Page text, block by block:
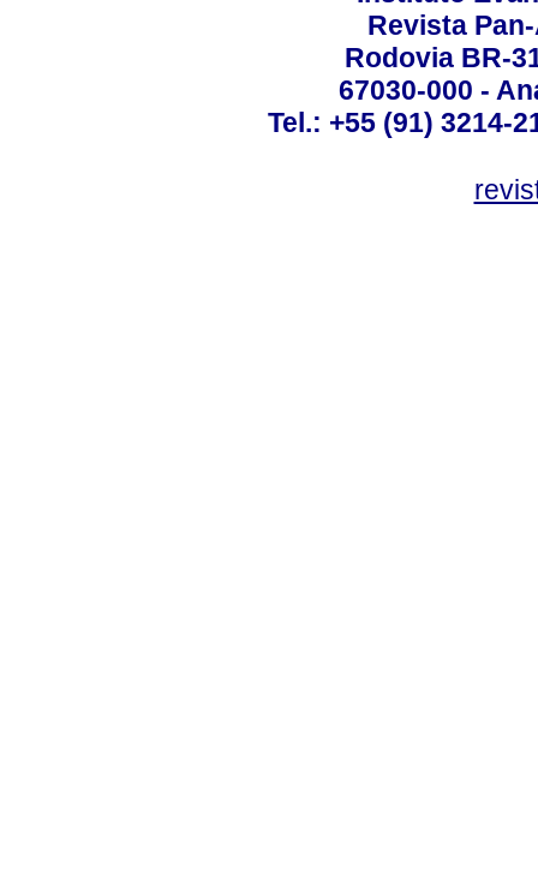
Revista
Rodovia BR-
67030-000 -
Tel.: +55 (91) 3214-